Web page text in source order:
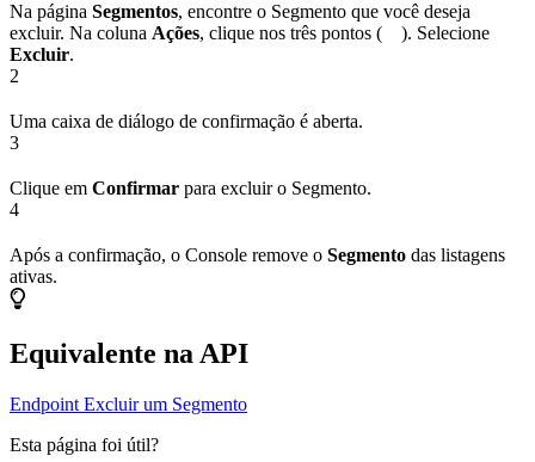
Na página Segmentos, encontre o Segmento que você deseja
excluir. Na coluna Ações, clique nos três pontos (
). Selecione
Excluir.
2
Uma caixa de diálogo de confirmação é aberta.
3
Clique em Confirmar para excluir o Segmento.
4
Após a confirmação, o Console remove o Segmento das listagens
ativas.
Equivalente na API
Endpoint Excluir um Segmento
Esta página foi útil?